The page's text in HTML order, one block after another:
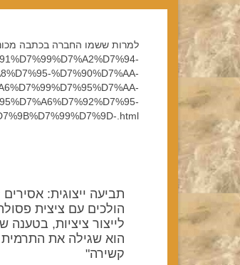
למרות ששמו החברה בכתבה
%D7%90%D7%AA-
.html
תביעה ייצוגית:
הולכים עם ציצית
לייצור ציציות,
הוא שגילה את
קשירה"